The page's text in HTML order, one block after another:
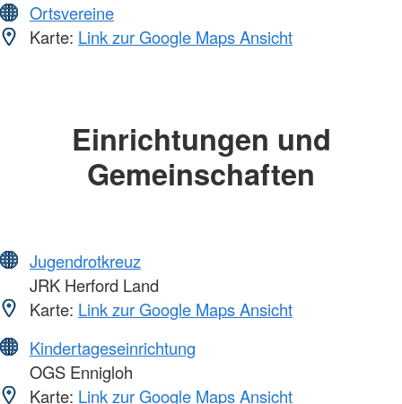
Ortsvereine
Karte: Link zur Google Maps Ansicht
Einrichtungen und
Gemeinschaften
Jugendrotkreuz
JRK Herford Land
Karte: Link zur Google Maps Ansicht
Kindertageseinrichtung
OGS Ennigloh
Karte: Link zur Google Maps Ansicht